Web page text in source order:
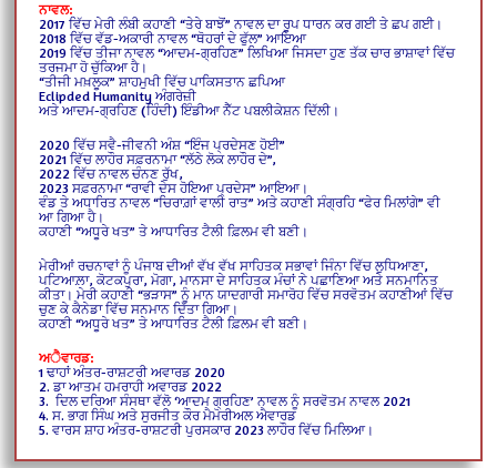
ਨਾਵਲ:
2017 ਵਿੱਚ ਮੇਰੀ ਲੰਬੀ ਕਹਾਣੀ “ਤੇਰੇ ਬਾਝੋਂ” ਨਾਵਲ ਦਾ ਰੂਪ ਧਾਰਨ ਕਰ ਗਈ ਤੇ ਛਪ ਗਈ।
2018 ਵਿੱਚ ਵੱਡ-ਅਕਾਰੀ ਨਾਵਲ “ਥੋਹਰਾਂ ਦੇ ਫੁੱਲ” ਆਇਆ
2019 ਵਿੱਚ ਤੀਜਾ ਨਾਵਲ “ਆਦਮ-ਗ੍ਰਹਿਣ” ਲਿਖਿਆ ਜਿਸਦਾ ਹੁਣ ਤੱਕ ਚਾਰ ਭਾਸ਼ਾਵਾਂ ਵਿੱਚ
ਤਰਜਮਾ ਹੋ ਚੁੱਕਿਆ ਹੈ।
“ਤੀਜੀ ਮਖ਼ਲੂਕ” ਸ਼ਾਹਮੁਖੀ ਵਿੱਚ ਪਾਕਿਸਤਾਨ ਛਪਿਆ
Eclipded Humanity ਅੰਗਰੇਜ਼ੀ
ਅਤੇ ਆਦਮ-ਗ੍ਰਹਿਣ (ਹਿੰਦੀ) ਇੰਡੀਆ ਨੈੱਟ ਪਬਲੀਕੇਸ਼ਨ ਦਿੱਲੀ।
2020 ਵਿੱਚ ਸਵੈ-ਜੀਵਨੀ ਅੰਸ਼ “ਇੰਜ ਪ੍ਰਦੇਸਣ ਹੋਈ”
2021 ਵਿੱਚ ਲਾਹੌਰ ਸਫ਼ਰਨਾਮਾ “ਲੱਠੇ ਲੋਕ ਲਾਹੌਰ ਦੇ”,
2022 ਵਿੱਚ ਨਾਵਲ ਚੰਨਣ ਰੁੱਖ,
2023 ਸਫ਼ਰਨਾਮਾ “ਰਾਵੀ ਦੇਸ ਹੋਇਆ ਪ੍ਰਦੇਸ” ਆਇਆ।
ਵੰਡ ਤੇ ਅਧਾਰਿਤ ਨਾਵਲ “ਚਿਰਾਗ਼ਾਂ ਵਾਲੀ ਰਾਤ” ਅਤੇ ਕਹਾਣੀ ਸੰਗ੍ਰਹਿ “ਫੇਰ ਮਿਲਾਂਗੇ” ਵੀ
ਆ ਗਿਆ ਹੈ।
ਕਹਾਣੀ “ਅਧੂਰੇ ਖਤ” ਤੇ ਆਧਾਰਿਤ ਟੈਲੀ ਫ਼ਿਲਮ ਵੀ ਬਣੀ।
ਮੇਰੀਆਂ ਰਚਨਾਵਾਂ ਨੂੰ ਪੰਜਾਬ ਦੀਆਂ ਵੱਖ ਵੱਖ ਸਾਹਿਤਕ ਸਭਾਵਾਂ ਜਿੰਨਾ ਵਿੱਚ ਲੁਧਿਆਣਾ,
ਪਟਿਆਲ਼ਾ, ਕੋਟਕਪੁਰਾ, ਮੋਗਾ, ਮਾਨਸਾ ਦੇ ਸਾਹਿਤਕ ਮੰਚਾਂ ਨੇ ਪਛਾਣਿਆ ਅਤੇ ਸਨਮਾਨਿਤ
ਕੀਤਾ। ਮੇਰੀ ਕਹਾਣੀ “ਭੜਾਸ” ਨੂੰ ਮਾਨ ਯਾਦਗਾਰੀ ਸਮਾਰੋਹ ਵਿੱਚ ਸਰਵੋਤਮ ਕਹਾਣੀਆਂ ਵਿੱਚ
ਚੁਣ ਕੇ ਕੈਨੇਡਾ ਵਿੱਚ ਸਨਮਾਨ ਦਿੱਤਾ ਗਿਆ।
ਕਹਾਣੀ “ਅਧੂਰੇ ਖਤ” ਤੇ ਆਧਾਰਿਤ ਟੈਲੀ ਫ਼ਿਲਮ ਵੀ ਬਣੀ।
ਅੈਵਾਰਡ:
1 ਢਾਹਾਂ ਅੰਤਰ-ਰਾਸ਼ਟਰੀ ਅਵਾਰਡ 2020
2. ਡਾ ਆਤਮ ਹਮਰਾਹੀ ਅਵਾਰਡ 2022
3. ਦਿਲ ਦਰਿਆ ਸੰਸਥਾ ਵੱਲੋ ‘ਆਦਮ ਗ੍ਰਹਿਣ’ ਨਾਵਲ ਨੂੰ ਸਰਵੋਤਮ ਨਾਵਲ 2021
4. ਸ. ਭਾਗ ਸਿੰਘ ਅਤੇ ਸੁਰਜੀਤ ਕੌਰ ਮੈਮੋਰੀਅਲ ਐਵਾਰਡ
5. ਵਾਰਸ ਸ਼ਾਹ ਅੰਤਰ-ਰਾਸ਼ਟਰੀ ਪੁਰਸਕਾਰ 2023 ਲਾਹੌਰ ਵਿੱਚ ਮਿਲਿਆ।